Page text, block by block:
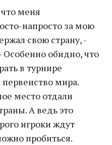
меня
напросто за мою
свою страну, -
Особенно обидно, что
в турнире
мира.
место отдали
А ведь это
игроки ждут
пробиться.